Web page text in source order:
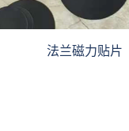
法兰磁力贴片